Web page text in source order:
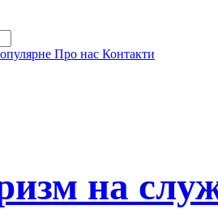
Про нас Контакти
на